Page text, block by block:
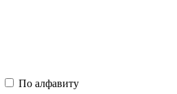
По алфавиту